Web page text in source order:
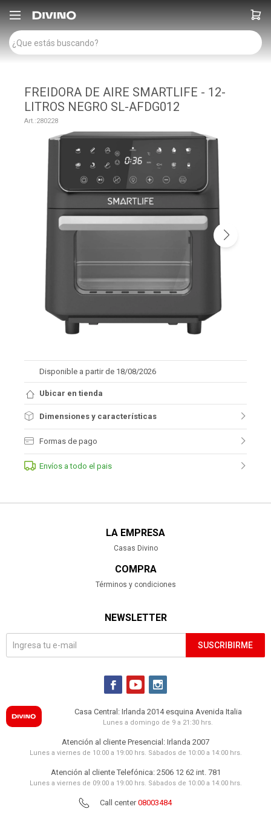

FREIDORA DE AIRE SMARTLIFE - 12-
LITROS NEGRO SL-AFDG012
280228
Disponible a partir de 18/08/2026
Ubicar en tienda
Dimensiones y características
Formas de pago
Envíos a todo el pais
LA EMPRESA
Casas Divino
COMPRA
Términos y condiciones
NEWSLETTER
SUSCRIBIRME
  
Casa Central: Irlanda 2014 esquina Avenida Italia
Lunes a domingo de 9 a 21:30 hrs.
Atención al cliente Presencial: Irlanda 2007
Lunes a viernes de 10:00 a 19:00 hrs. Sábados de 10:00 a 14:00 hrs.
Atención al cliente Telefónica: 2506 12 62 int. 781
Lunes a viernes de 09:00 a 19:00 hrs. Sábados de 10:00 a 14:00 hrs.
Call center08003484